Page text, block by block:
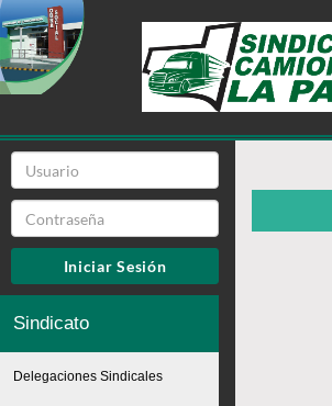
Iniciar Sesión
Sindicato
Delegaciones Sindicales